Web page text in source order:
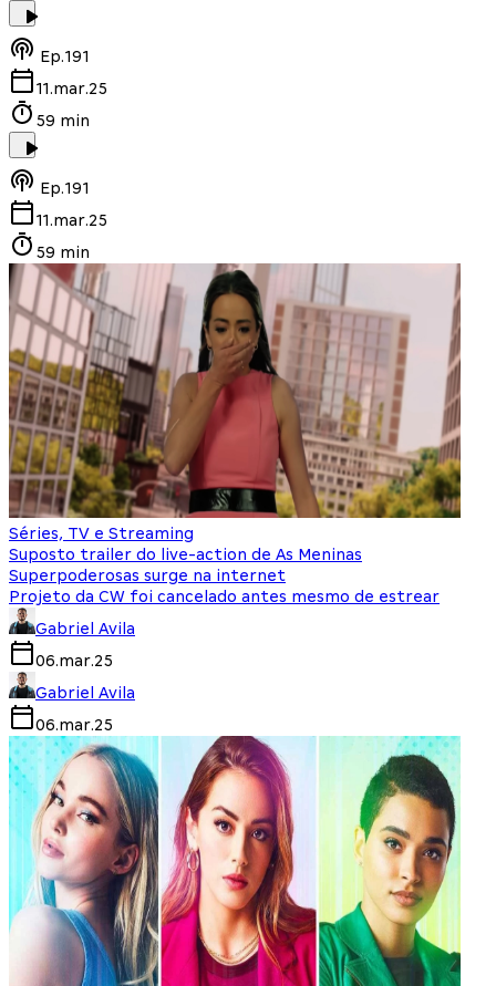
Ep.191
11.mar.25
59 min
Ep.191
11.mar.25
59 min
Séries, TV e Streaming
Suposto trailer do live-action de As Meninas
Superpoderosas surge na internet
Projeto da CW foi cancelado antes mesmo de estrear
Gabriel Avila
06.mar.25
Gabriel Avila
06.mar.25